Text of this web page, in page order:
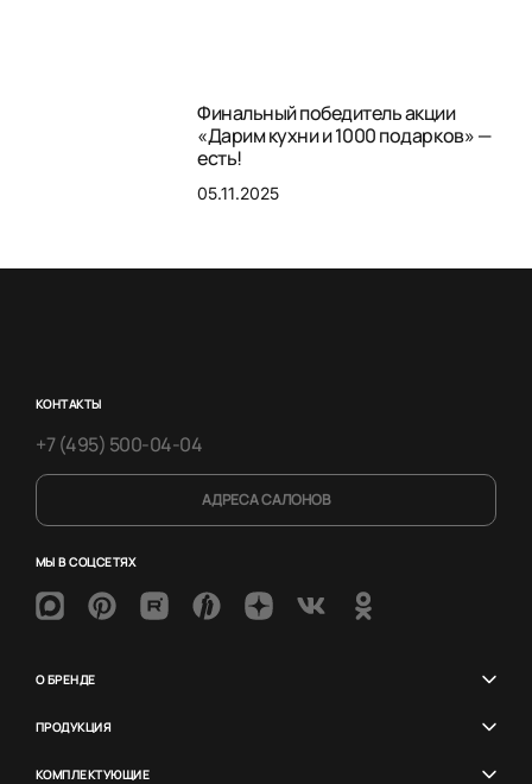
Финальный победитель акции
«Дарим кухни и 1000 подарков» —
есть!
05.11.2025
КОНТАКТЫ
+7 (495) 500-04-04
АДРЕСА САЛОНОВ
МЫ В СОЦСЕТЯХ
О БРЕНДЕ
ПРОДУКЦИЯ
КОМПЛЕКТУЮЩИЕ